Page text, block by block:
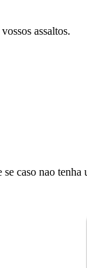
assaltos.
caso nao tenha